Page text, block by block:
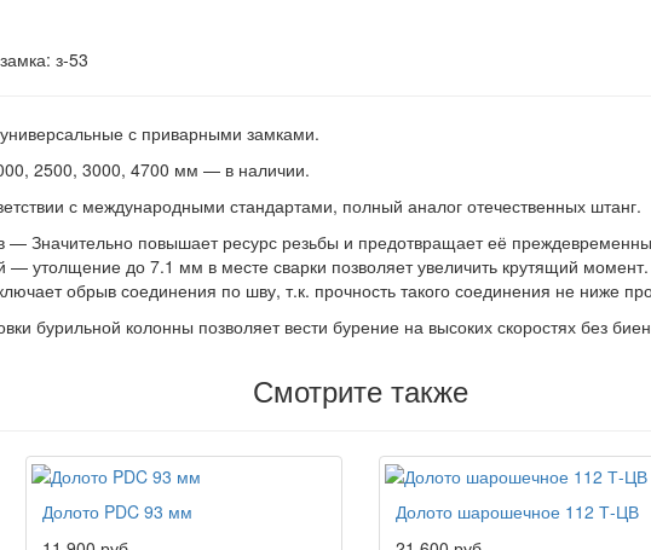
з-53
с приварными замками.
2500, 3000, 4700 мм — в наличии.
с международными стандартами, полный аналог отечественных штанг.
— Значительно повышает ресурс резьбы и предотвращает её
— утолщение до 7.1 мм в месте сварки позволяет увеличить крутящий момент.
обрыв соединения по шву, т.к. прочность такого соединения не ниже
бурильной колонны позволяет вести бурение на высоких скоростях без
Смотрите также
Долото PDC 93 мм
Долото шарошечное 112 Т-ЦВ